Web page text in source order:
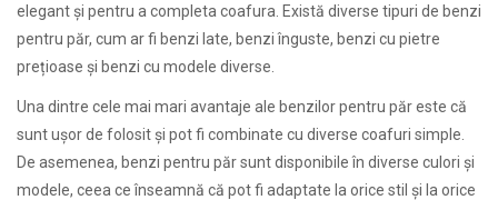
elegant și pentru a completa coafura. Există diverse tipuri de benzi
pentru păr, cum ar fi benzi late, benzi înguste, benzi cu pietre
prețioase și benzi cu modele diverse.
Una dintre cele mai mari avantaje ale benzilor pentru păr este că
sunt ușor de folosit și pot fi combinate cu diverse coafuri simple.
De asemenea, benzi pentru păr sunt disponibile în diverse culori și
modele, ceea ce înseamnă că pot fi adaptate la orice stil și la orice